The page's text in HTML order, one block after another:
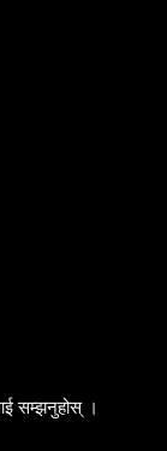
सम्झनुहोस् ।